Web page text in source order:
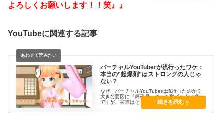
よろしくお願いします！！笑』』
YouTubeに関連する記事
バーチャルYouTuberが流行ったワケ：
本当の”起爆剤”はストロングの人じゃ
ない？
なぜ、バーチャルYouTuberは流行ったのか？
大きな要因に『輝夜月』さんを挙げる人は多い
ですが、実際はそうじゃない。今回の大ヒット
に大きく関わった、最も重要なものは”あの”メ
ディアだと思うのです。今回は、そんなVYを1